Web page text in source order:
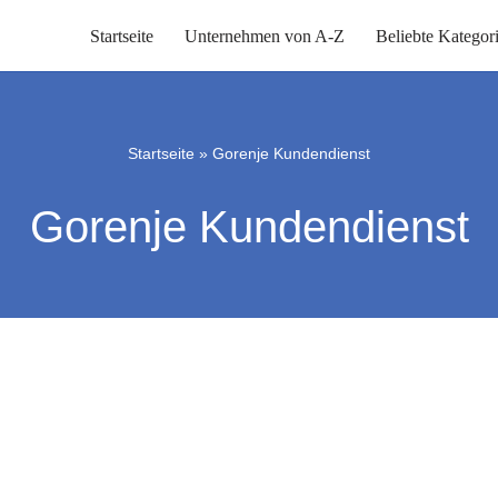
Startseite Unternehmen von A-Z Beliebte
Startseite » Gorenje Kundendienst
Gorenje Kundendienst